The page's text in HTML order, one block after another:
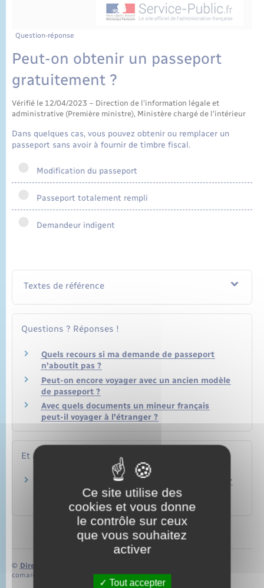
Question-réponse
Peut-on obtenir un passeport
gratuitement ?
Vérifié le 12/04/2023 – Direction de l'information légale et
administrative (Première ministre), Ministère chargé de l'intérieur
Dans quelques cas, vous pouvez obtenir ou remplacer un
passeport sans avoir à fournir de timbre fiscal.
Modification du passeport
Passeport totalement rempli
Demandeur indigent
Textes de référence
Questions ? Réponses !
Quels recours si ma demande de passeport
n'aboutit pas ?
Peut-on encore voyager avec un ancien modèle
de passeport ?
Avec quels documents un mineur français
peut-il voyager à l'étranger ?
Et aussi
Documents d'identité nécessaires pour voyager
Transports – Mobilité
© Direction de l’information légale et administrative
comarquage developpé parbaseo.io
Ce site utilise des
cookies et vous donne
le contrôle sur ceux
que vous souhaitez
activer
Tout accepter